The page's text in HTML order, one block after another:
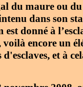
du maure ou
dans son
donné à
encore un
et à